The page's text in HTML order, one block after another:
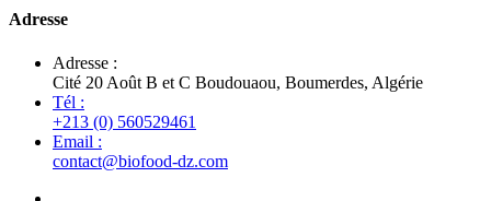
Adresse
Adresse :
Cité 20 Août B et C Boudouaou, Boumerdes, Algérie
Tél :
+213 (0) 560529461
Email :
contact@biofood-dz.com